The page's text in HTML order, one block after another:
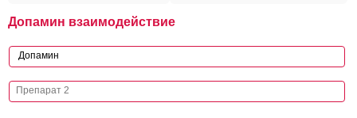
Допамин взаимодействие